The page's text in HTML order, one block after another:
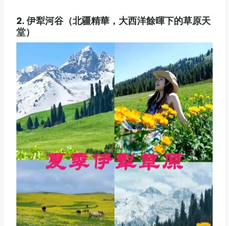
2. 伊犁河谷（北疆精華，大西洋餘暉下的草原天
堂）